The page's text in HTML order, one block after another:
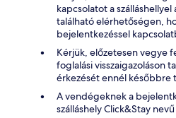
kapcsolatot a szálláshellyel
található elérhetőségen,
bejelentkezéssel
Kérjük, előzetesen vegye
foglalási visszaigazoláson
érkezését ennél későbbre
A vendégeknek a
szálláshely Click&Stay